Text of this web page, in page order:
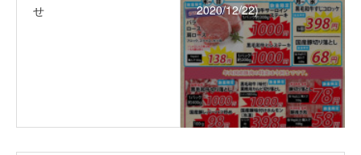
せ
2020/12/22)